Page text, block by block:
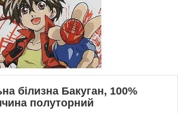
білизна Бакуган, 100%
полуторний